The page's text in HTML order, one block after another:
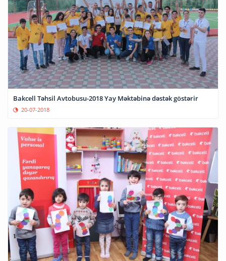
Bakcell Təhsil Avtobusu-2018 Yay Məktəbinə dəstək göstərir
20-07-2018